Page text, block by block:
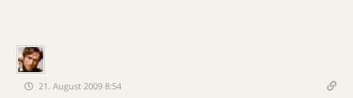
21. August 2009 8:54